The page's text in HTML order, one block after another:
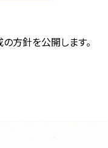
方針を公開します。